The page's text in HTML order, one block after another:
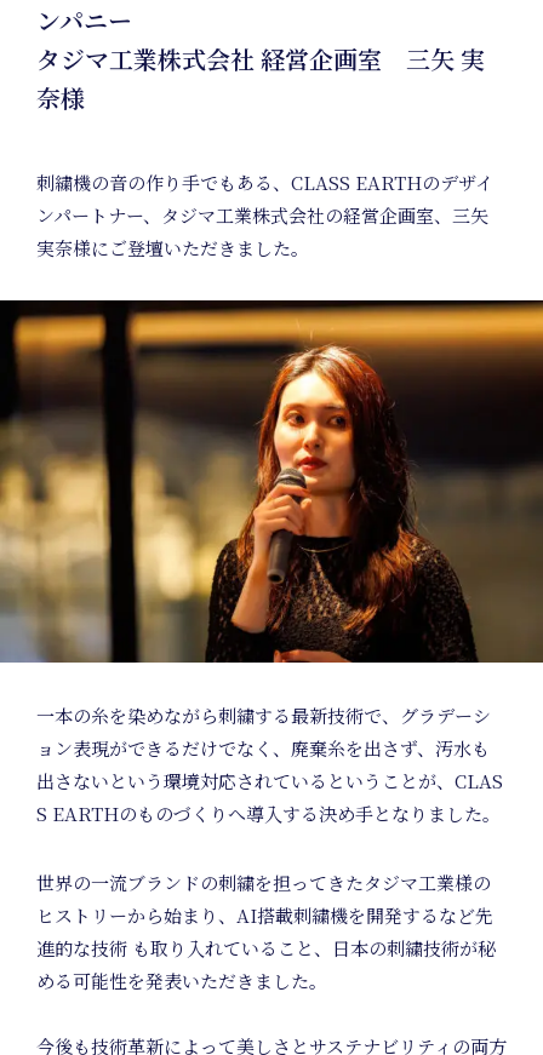
ンパニー
タジマ工業株式会社 経営企画室 三矢 実
奈様
刺繍機の音の作り手でもある、CLASS EARTHのデザイ
ンパートナー、タジマ工業株式会社の経営企画室、三矢
実奈様にご登壇いただきました。
一本の糸を染めながら刺繍する最新技術で、グラデーシ
ョン表現ができるだけでなく、廃棄糸を出さず、汚水も
出さないという環境対応されているということが、CLAS
S EARTHのものづくりへ導入する決め手となりました。
世界の一流ブランドの刺繍を担ってきたタジマ工業様の
ヒストリーから始まり、AI搭載刺繍機を開発するなど先
進的な技術 も取り入れていること、日本の刺繍技術が秘
める可能性を発表いただきました。
今後も技術革新によって美しさとサステナビリティの両方